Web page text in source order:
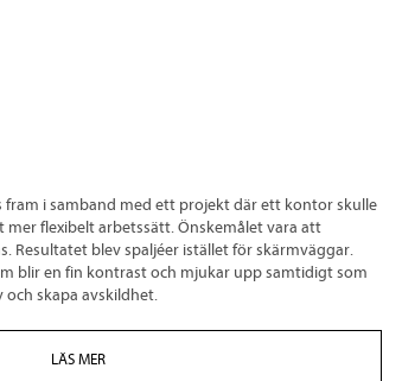
LÄS MER
fram i samband med ett projekt där ett kontor skulle
flexibelt arbetssätt. Önskemålet vara att
Resultatet blev spaljéer istället för skärmväggar.
blir en fin kontrast och mjukar upp samtidigt som
skapa avskildhet.